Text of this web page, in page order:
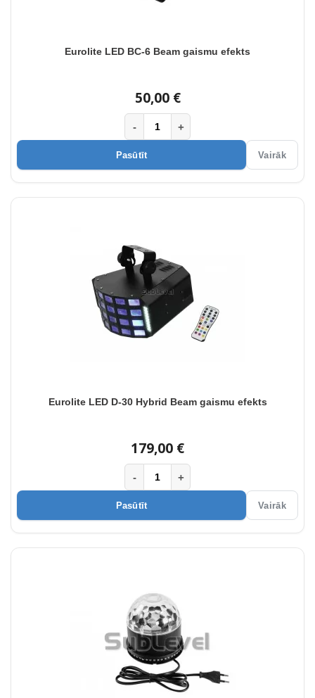
Eurolite LED BC-6 Beam gaismu efekts
50,00 €
- +
Pasūtīt Vairāk
Eurolite LED D-30 Hybrid Beam gaismu efekts
179,00 €
- +
Pasūtīt Vairāk